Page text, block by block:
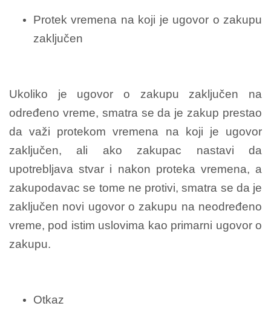
Protek vremena na koji je ugovor o zakupu
zaključen
Ukoliko je ugovor o zakupu zaključen na
određeno vreme, smatra se da je zakup prestao
da važi protekom vremena na koji je ugovor
zaključen, ali ako zakupac nastavi da
upotrebljava stvar i nakon proteka vremena, a
zakupodavac se tome ne protivi, smatra se da je
zaključen novi ugovor o zakupu na neodređeno
vreme, pod istim uslovima kao primarni ugovor o
zakupu.
Otkaz